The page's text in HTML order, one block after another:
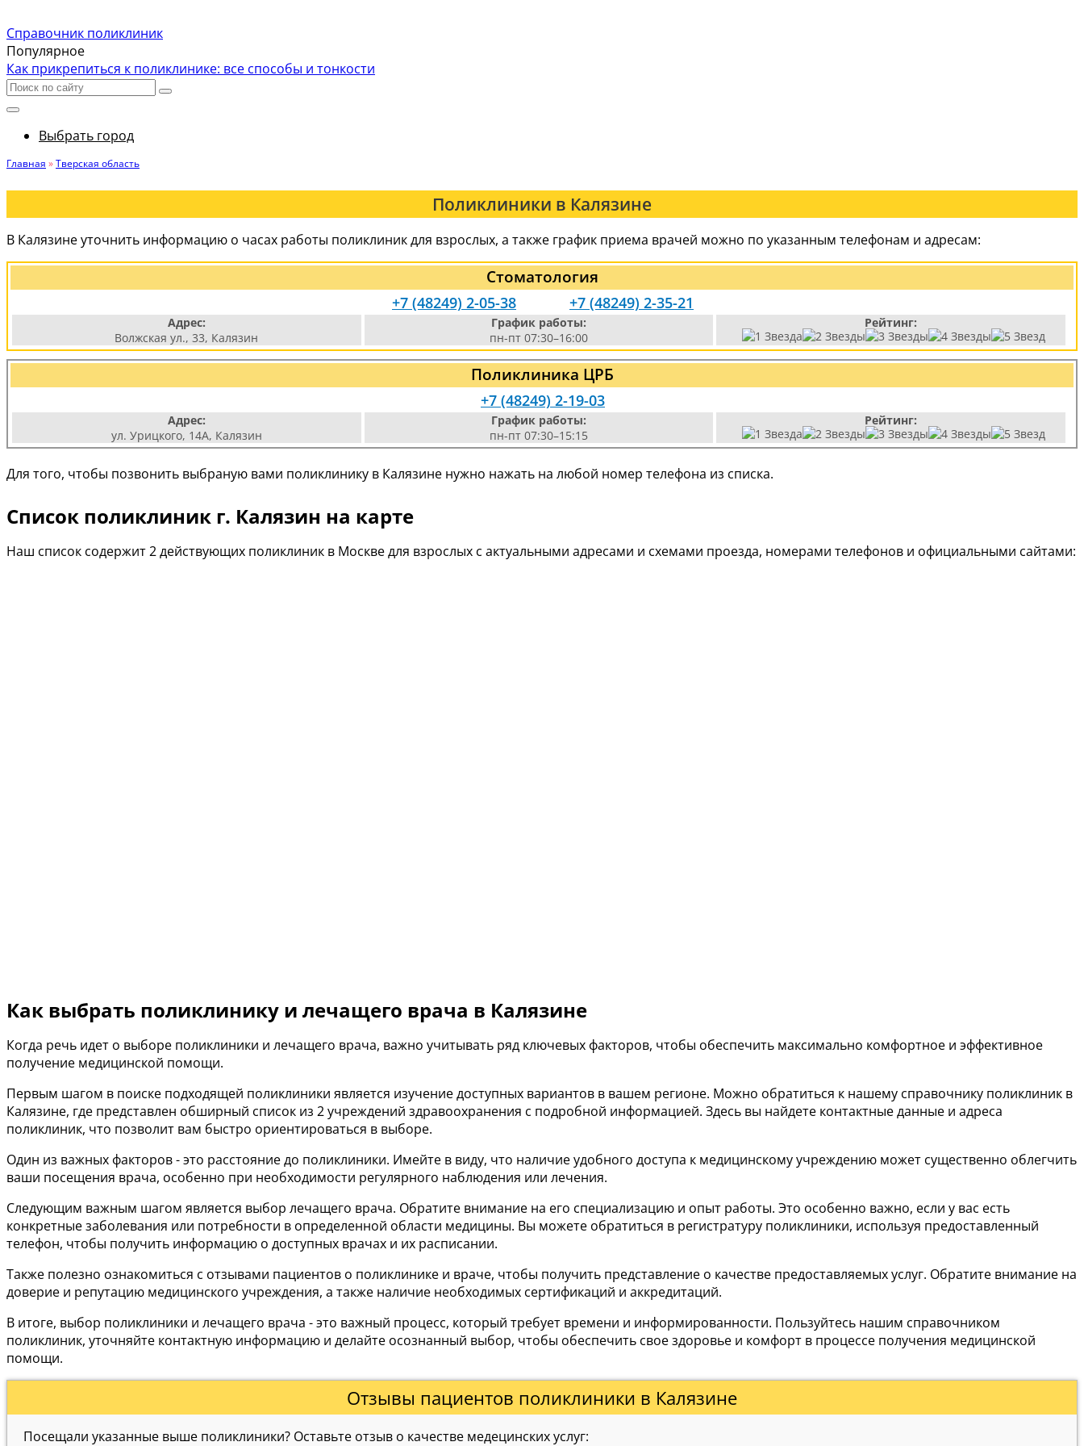
Справочник поликлиник
Популярное
Как прикрепиться к поликлинике: все способы и тонкости
Выбрать город
Главная »Тверская область
Поликлиники в Калязине
В Калязине уточнить информацию о часах работы поликлиник для взрослых, а также график приема врачей можно по указанным телефонам и адресам:
Стоматология
+7 (48249) 2-05-38 +7 (48249) 2-35-21
Адрес:
Волжская ул., 33, Калязин
График работы:
пн-пт 07:30–16:00
Рейтинг:
Поликлиника ЦРБ
+7 (48249) 2-19-03
Адрес:
ул. Урицкого, 14А, Калязин
График работы:
пн-пт 07:30–15:15
Рейтинг:
Для того, чтобы позвонить выбраную вами поликлинику в Калязине нужно нажать на любой номер телефона из списка.
Список поликлиник г. Калязин на карте
Наш список содержит 2 действующих поликлиник в Москве для взрослых с актуальными адресами и схемами проезда, номерами телефонов и официальными сайтами:
Как выбрать поликлинику и лечащего врача в Калязине
Когда речь идет о выборе поликлиники и лечащего врача, важно учитывать ряд ключевых факторов, чтобы обеспечить максимально комфортное и эффективное
получение медицинской помощи.
Первым шагом в поиске подходящей поликлиники является изучение доступных вариантов в вашем регионе. Можно обратиться к нашему справочнику поликлиник в
Калязине, где представлен обширный список из 2 учреждений здравоохранения с подробной информацией. Здесь вы найдете контактные данные и адреса
поликлиник, что позволит вам быстро ориентироваться в выборе.
Один из важных факторов - это расстояние до поликлиники. Имейте в виду, что наличие удобного доступа к медицинскому учреждению может существенно облегчить
ваши посещения врача, особенно при необходимости регулярного наблюдения или лечения.
Следующим важным шагом является выбор лечащего врача. Обратите внимание на его специализацию и опыт работы. Это особенно важно, если у вас есть
конкретные заболевания или потребности в определенной области медицины. Вы можете обратиться в регистратуру поликлиники, используя предоставленный
телефон, чтобы получить информацию о доступных врачах и их расписании.
Также полезно ознакомиться с отзывами пациентов о поликлинике и враче, чтобы получить представление о качестве предоставляемых услуг. Обратите внимание на
доверие и репутацию медицинского учреждения, а также наличие необходимых сертификаций и аккредитаций.
В итоге, выбор поликлиники и лечащего врача - это важный процесс, который требует времени и информированности. Пользуйтесь нашим справочником
поликлиник, уточняйте контактную информацию и делайте осознанный выбор, чтобы обеспечить свое здоровье и комфорт в процессе получения медицинской
помощи.
Отзывы пациентов поликлиники в Калязине
Посещали указанные выше поликлиники? Оставьте отзыв о качестве медецинских услуг: